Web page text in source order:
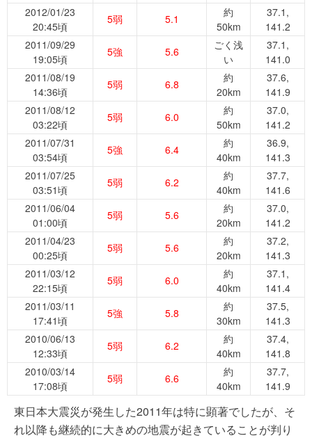
2012/01/23
20:45頃
5弱 5.1
約
50km
37.1,
141.2
2011/09/29
19:05頃
5強 5.6
ごく浅
い
37.1,
141.0
2011/08/19
14:36頃
5弱 6.8
約
20km
37.6,
141.9
2011/08/12
03:22頃
5弱 6.0
約
50km
37.0,
141.2
2011/07/31
03:54頃
5強 6.4
約
40km
36.9,
141.3
2011/07/25
03:51頃
5弱 6.2
約
40km
37.7,
141.6
2011/06/04
01:00頃
5弱 5.6
約
20km
37.0,
141.2
2011/04/23
00:25頃
5弱 5.6
約
20km
37.2,
141.3
2011/03/12
22:15頃
5弱 6.0
約
40km
37.1,
141.4
2011/03/11
17:41頃
5強 5.8
約
30km
37.5,
141.3
2010/06/13
12:33頃
5弱 6.2
約
40km
37.4,
141.8
2010/03/14
17:08頃
5弱 6.6
約
40km
37.7,
141.9
東日本大震災が発生した2011年は特に顕著でしたが、そ
れ以降も継続的に大きめの地震が起きていることが判り